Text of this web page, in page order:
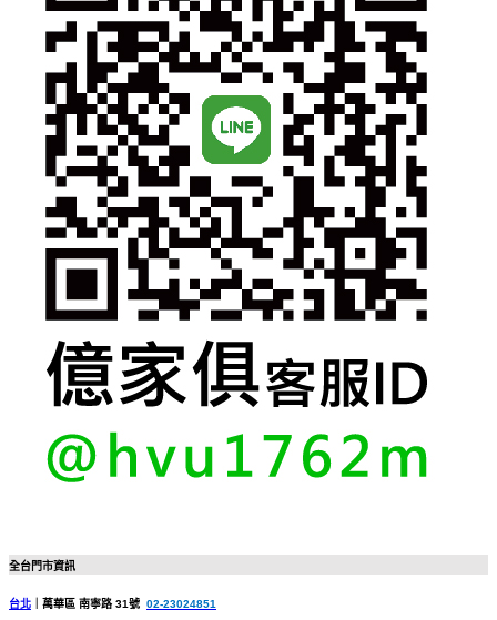
全台門市資訊
台北 萬華區 南寧路 31號 02-23024851